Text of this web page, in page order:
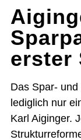
erster
Das Spar-
lediglich nur
Karl Aiginger.